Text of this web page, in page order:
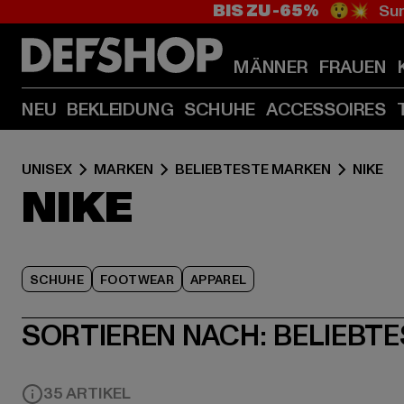
BIS ZU -65% 😲💥
MÄNNER FRAUEN
NEU BEKLEIDUNG SCHUHE ACCESSOIRES
UNISEX MARKEN BELIEBTESTE MARKEN NIKE
NIKE
SCHUHE FOOTWEAR APPAREL
SORTIEREN NACH:
35 ARTIKEL